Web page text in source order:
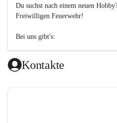
Du suchst nach einem neuen
Freiwilligen Feuerwehr!
Bei uns gibt's:
🚒 spannende Übungen und Einsätze
🚒 interessante Ausbildungen mit
Kontakte